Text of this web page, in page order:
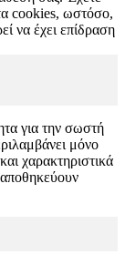
cookies, ωστόσο,
να έχει επίδραση
για την σωστή
μόνο
χαρακτηριστικά